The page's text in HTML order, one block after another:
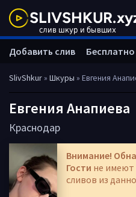
SlivShkur» Шкуры » Евгения
Евгения Анапиева
Краснодар
Внимание!
Гости не имеют
сливов из
Добавить слив Бесплатно